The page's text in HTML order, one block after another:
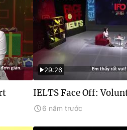
29:26
IELTS Face Off:
6 năm trước